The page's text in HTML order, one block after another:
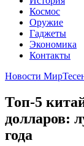
Космос
Оружие
Гаджеты
Экономика
Контакты
Новости
Топ-5
долларов:
года